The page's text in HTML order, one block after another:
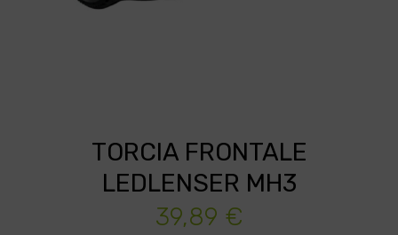
TORCIA FRONTALE
LEDLENSER MH3
39,89 €